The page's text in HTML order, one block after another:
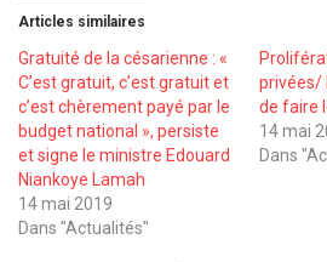
Articles similaires
Gratuité de la césarienne : «
C’est gratuit, c’est gratuit et
c’est chèrement payé par le
budget national », persiste
et signe le ministre Edouard
Niankoye Lamah
14 mai 2019
Dans "Actualités"
privées/
de faire
14 mai
Dans